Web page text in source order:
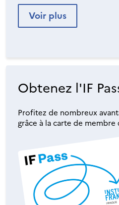
Voir plus
Obtenez l'IF
Profitez de nombreux
grâce à la carte de